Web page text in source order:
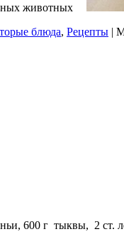
животных
блюда, Рецепты |
600 г тыквы, 2 ст.